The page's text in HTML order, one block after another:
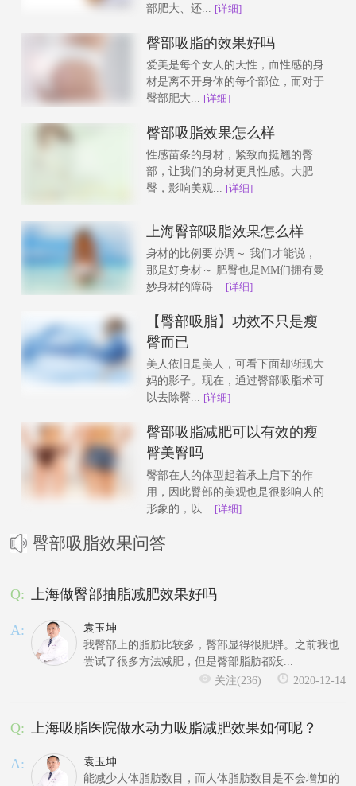
部肥大、还...
[详细]
臀部吸脂的效果好吗
爱美是每个女人的天性，而性感的身
材是离不开身体的每个部位，而对于
臀部肥大... [详细]
臀部吸脂效果怎么样
性感苗条的身材，紧致而挺翘的臀
部，让我们的身材更具性感。大肥
臀，影响美观... [详细]
上海臀部吸脂效果怎么样
身材的比例要协调～ 我们才能说，
那是好身材～ 肥臀也是MM们拥有曼
妙身材的障碍... [详细]
【臀部吸脂】功效不只是瘦
臀而已
美人依旧是美人，可看下面却渐现大
妈的影子。现在，通过臀部吸脂术可
以去除臀... [详细]
臀部吸脂减肥可以有效的瘦
臀美臀吗
臀部在人的体型起着承上启下的作
用，因此臀部的美观也是很影响人的
形象的，以... [详细]
臀部吸脂效果问答
Q: 上海做臀部抽脂减肥效果好吗
A:
袁玉坤
我臀部上的脂肪比较多，臀部显得很肥胖。之前我也
尝试了很多方法减肥，但是臀部脂肪都没...
关注(236)
2020-12-14
Q: 上海吸脂医院做水动力吸脂减肥效果如何呢？
A:
袁玉坤
能减少人体脂肪数目，而人体脂肪数目是不会增加的